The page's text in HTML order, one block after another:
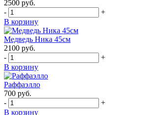
2500 руб.
-
+
В корзину
Медведь Ника 45см
2100 руб.
-
+
В корзину
Раффаэлло
700 руб.
-
+
В корзину